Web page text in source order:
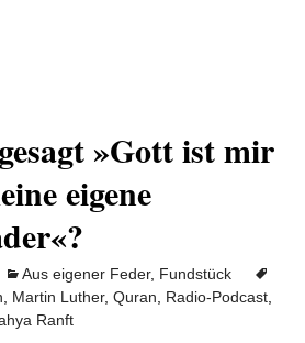
»Gott ist mir
eigene
Aus eigener Feder, Fundstück
Martin Luther, Quran Radio-Podcast
Ranft